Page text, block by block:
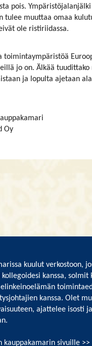
pois.
muuttaa omaa
ole ristiriidassa.
toimintaympäristöä
jo on. Älkää
ja lopulta ajetaan
Oy
kuulut verkostoon,
kollegoidesi kanssa,
kanssa. Olet
ajattelee isosti
kauppakamarin sivuille >>